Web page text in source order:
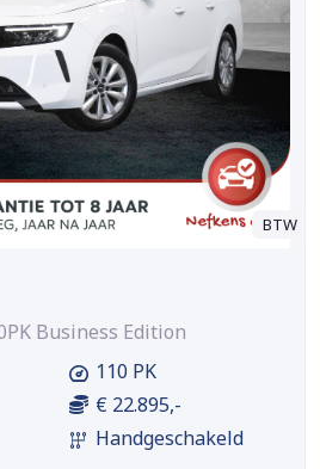
BTW
Business Edition
110 PK
€ 22.895,-
Handgeschakeld